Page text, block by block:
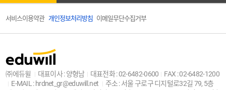
교육대상자조회
센터안내
서비스이용약관 개인정보처리방침 이메일무단수집거부
㈜에듀윌 대표이사 : 양형남 대표전화 : 02-6482-0600
FAX : 02-6482-1200
E-MAIL : hrdnet_gr@eduwill.net
주소 : 서울 구로구 디지털로32길 79, 5층